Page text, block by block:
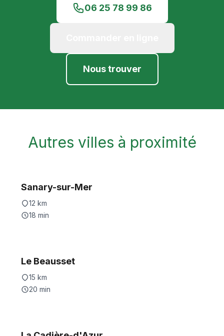
06 25 78 99 86
Nous trouver
Autres villes à proximité
Sanary-sur-Mer
12 km
18 min
Le Beausset
15 km
20 min